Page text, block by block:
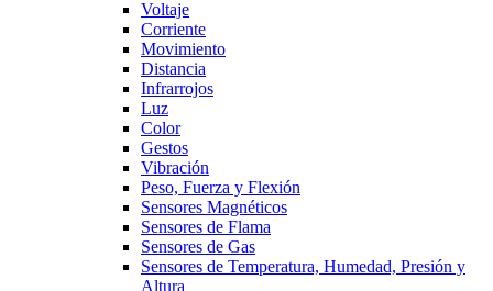
Voltaje
Corriente
Movimiento
Distancia
Infrarrojos
Luz
Color
Gestos
Vibración
Peso, Fuerza y Flexión
Sensores Magnéticos
Sensores de Flama
Sensores de Gas
Sensores de Temperatura, Humedad, Presión y
Altura